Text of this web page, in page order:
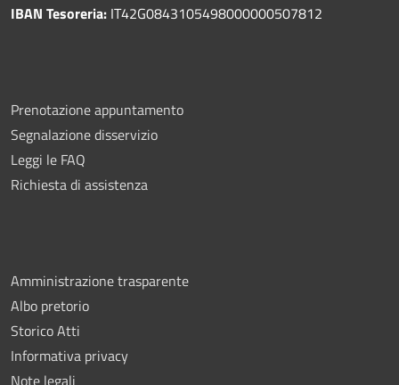
IBAN Tesoreria: IT42G0843105498000000507812
Prenotazione appuntamento
Segnalazione disservizio
Leggi le FAQ
Richiesta di assistenza
Amministrazione trasparente
Albo pretorio
Storico Atti
Informativa privacy
Note legali